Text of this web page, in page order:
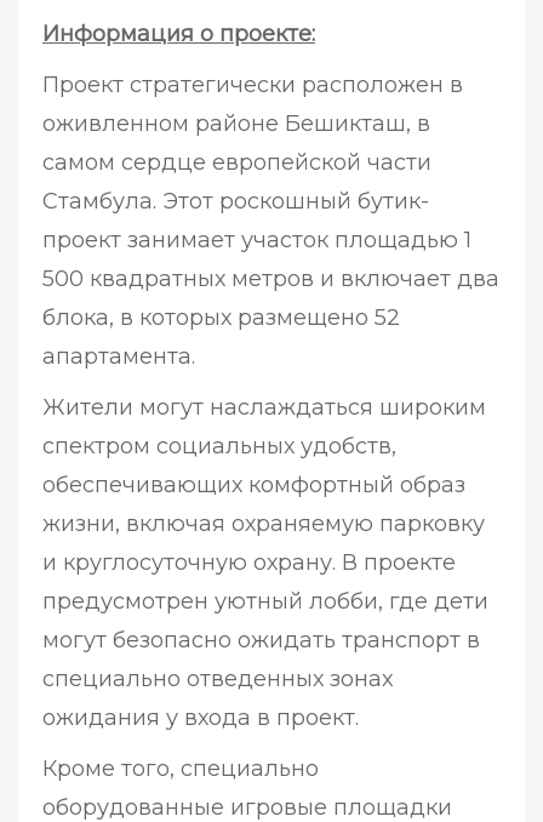
Информация о проекте:
Проект стратегически расположен в
оживленном районе Бешикташ, в
самом сердце европейской части
Стамбула. Этот роскошный бутик-
проект занимает участок площадью 1
500 квадратных метров и включает два
блока, в которых размещено 52
апартамента.
Жители могут наслаждаться широким
спектром социальных удобств,
обеспечивающих комфортный образ
жизни, включая охраняемую парковку
и круглосуточную охрану. В проекте
предусмотрен уютный лобби, где дети
могут безопасно ожидать транспорт в
специально отведенных зонах
ожидания у входа в проект.
Кроме того, специально
оборудованные игровые площадки